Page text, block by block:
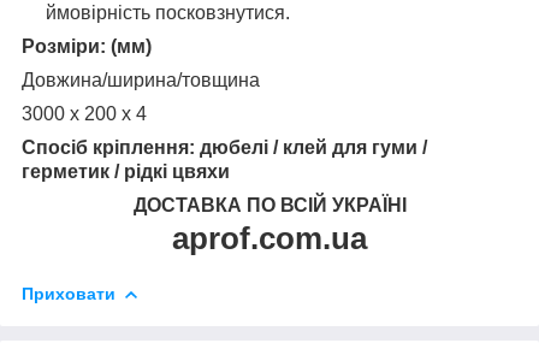
ймовірність посковзнутися.
Розміри: (мм)
Довжина/ширина/товщина
3000 х 200 х 4
Спосіб кріплення: дюбелі / клей для гуми /
герметик / рідкі цвяхи
ДОСТАВКА ПО ВСІЙ УКРАЇНІ
aprof.com.ua
Приховати